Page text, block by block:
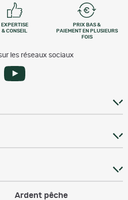
EXPERTISE
& CONSEIL
PRIX BAS &
PAIEMENT EN PLUSIEURS
FOIS
les réseaux sociaux
Ardent pêche